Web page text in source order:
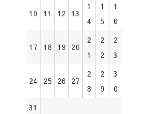
10 11 12 13
1
4
1
5
1
6
17 18 19 20
2
1
2
2
2
3
24 25 26 27
2
8
2
9
3
0
31